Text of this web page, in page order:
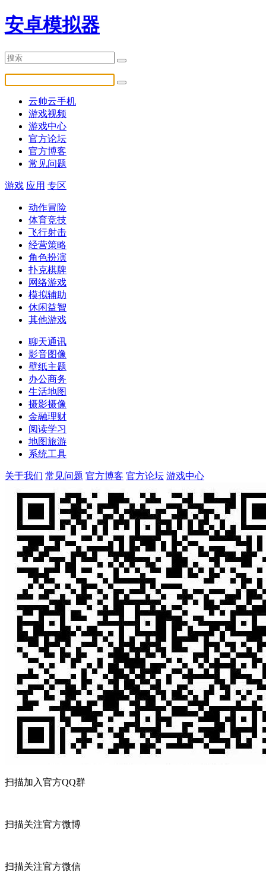
安卓模拟器
云帅云手机
游戏视频
游戏中心
官方论坛
官方博客
常见问题
游戏 应用 专区
动作冒险
体育竞技
飞行射击
经营策略
角色扮演
扑克棋牌
网络游戏
模拟辅助
休闲益智
其他游戏
聊天通讯
影音图像
壁纸主题
办公商务
生活地图
摄影摄像
金融理财
阅读学习
地图旅游
系统工具
关于我们 常见问题 官方博客 官方论坛 游戏中心
扫描加入官方QQ群
扫描关注官方微博
扫描关注官方微信